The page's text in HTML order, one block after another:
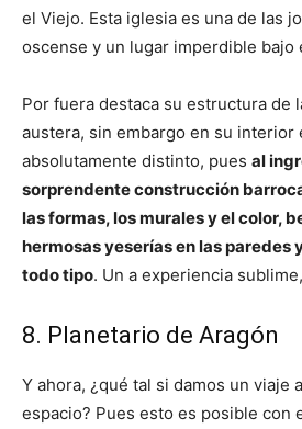
el Viejo. Esta iglesia es una de las
oscense y un lugar imperdible bajo
Por fuera destaca su estructura de
austera, sin embargo en su interior
absolutamente distinto, pues al
sorprendente construcción
las formas, los murales y el color,
hermosas yeserías en las paredes
todo tipo. Un a experiencia
8. Planetario de Aragón
Y ahora, ¿qué tal si damos un viaje
espacio? Pues esto es posible con